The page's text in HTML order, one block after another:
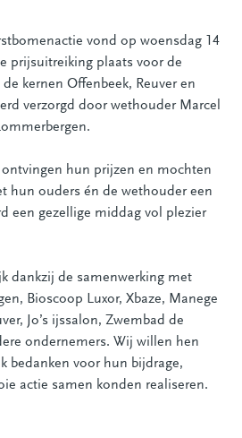
vond op woensdag 14
prijsuitreiking plaats voor de
kernen Offenbeek, Reuver en
verzorgd door wethouder Marcel
ontvingen hun prijzen en mochten
hun ouders én de wethouder een
een gezellige middag vol plezier
dankzij de samenwerking met
Bioscoop Luxor, Xbaze, Manege
Jo’s ijssalon, Zwembad de
ondernemers. Wij willen hen
bedanken voor hun bijdrage,
actie samen konden realiseren.